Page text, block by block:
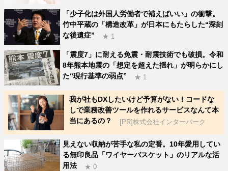
「少子化は外国人労働者で補えばいい」の衝撃。
竹中平蔵の「構造改革」が日本にもたらした“深刻
な後遺症”
★ 1
「震度7」に耐える免震・耐震技術でも破損。令和
8年熊本地震の「想定を超えた揺れ」が明らかにし
た“現行基準の弱点”
★ 1
我が社もDXしたいけど予算がない！コードな
しで業務改善ツールを作れるサービスなんて本
当にあるの？
[PR]株式会社インターパーク
見えない収納が苦手な私の定番。10年愛用してい
る無印良品「ワイヤーバスケット」のリアルな活
用法
★ 0